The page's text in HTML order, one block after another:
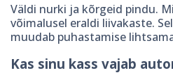
Väldi nurki ja kõrgeid pindu.
võimalusel eraldi liivakaste.
muudab puhastamise
Kas sinu kass vajab